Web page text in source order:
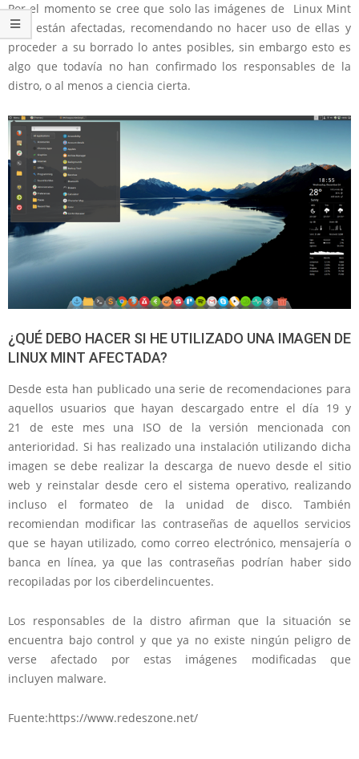
Por el momento se cree que solo las imágenes de Linux Mint
17.3 están afectadas, recomendando no hacer uso de ellas y
proceder a su borrado lo antes posibles, sin embargo esto es
algo que todavía no han confirmado los responsables de la
distro, o al menos a ciencia cierta.
¿QUÉ DEBO HACER SI HE UTILIZADO UNA IMAGEN DE
LINUX MINT AFECTADA?
Desde esta han publicado una serie de recomendaciones para
aquellos usuarios que hayan descargado entre el día 19 y
21 de este mes una ISO de la versión mencionada con
anterioridad. Si has realizado una instalación utilizando dicha
imagen se debe realizar la descarga de nuevo desde el sitio
web y reinstalar desde cero el sistema operativo, realizando
incluso el formateo de la unidad de disco. También
recomiendan modificar las contraseñas de aquellos servicios
que se hayan utilizado, como correo electrónico, mensajería o
banca en línea, ya que las contraseñas podrían haber sido
recopiladas por los ciberdelincuentes.
Los responsables de la distro afirman que la situación se
encuentra bajo control y que ya no existe ningún peligro de
verse afectado por estas imágenes modificadas que
incluyen malware.
Fuente:https://www.redeszone.net/